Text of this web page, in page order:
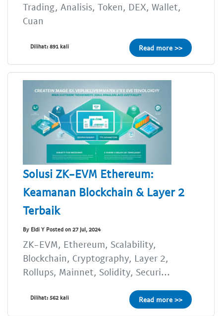
Trading, Analisis, Token, DEX, Wallet,
Cuan
Dilihat: 891 kali Read more >>
Solusi ZK-EVM Ethereum:
Keamanan Blockchain & Layer 2
Terbaik
By Eldi Y Posted on 27 Jul, 2024
ZK-EVM, Ethereum, Scalability,
Blockchain, Cryptography, Layer 2,
Rollups, Mainnet, Solidity, Securi...
Dilihat: 562 kali Read more >>